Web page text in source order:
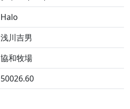
Halo
浅川吉男
協和牧場
50026.60